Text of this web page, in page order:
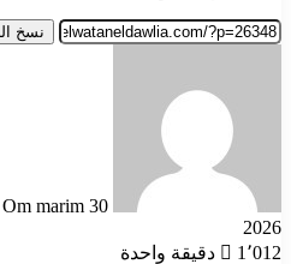
نسخ
Om marim 30 مايو، 2026
2026
1٬012
دقيقة واحدة